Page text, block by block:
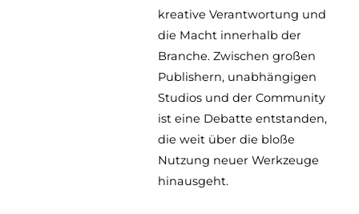
kreative Verantwortung und
die Macht innerhalb der
Branche. Zwischen großen
Publishern, unabhängigen
Studios und der Community
ist eine Debatte entstanden,
die weit über die bloße
Nutzung neuer Werkzeuge
hinausgeht.